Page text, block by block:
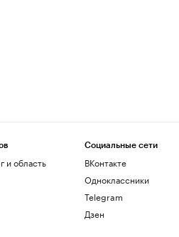
и область
Социальные сети
ВКонтакте
Одноклассники
Telegram
Дзен